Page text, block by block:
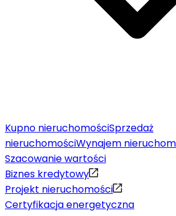
Kupno nieruchomościSprzedaż
nieruchomościWynajem
Szacowanie wartości
Biznes kredytowy
Projekt nieruchomości
Certyfikacja energetyczna